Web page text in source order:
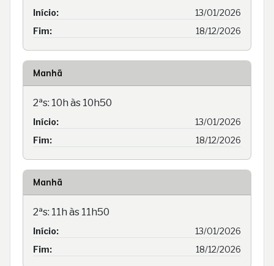
Início:
13/01/2026
Fim:
18/12/2026
Manhã
2ªs: 10h às 10h50
Início:
13/01/2026
Fim:
18/12/2026
Manhã
2ªs: 11h às 11h50
Início:
13/01/2026
Fim:
18/12/2026